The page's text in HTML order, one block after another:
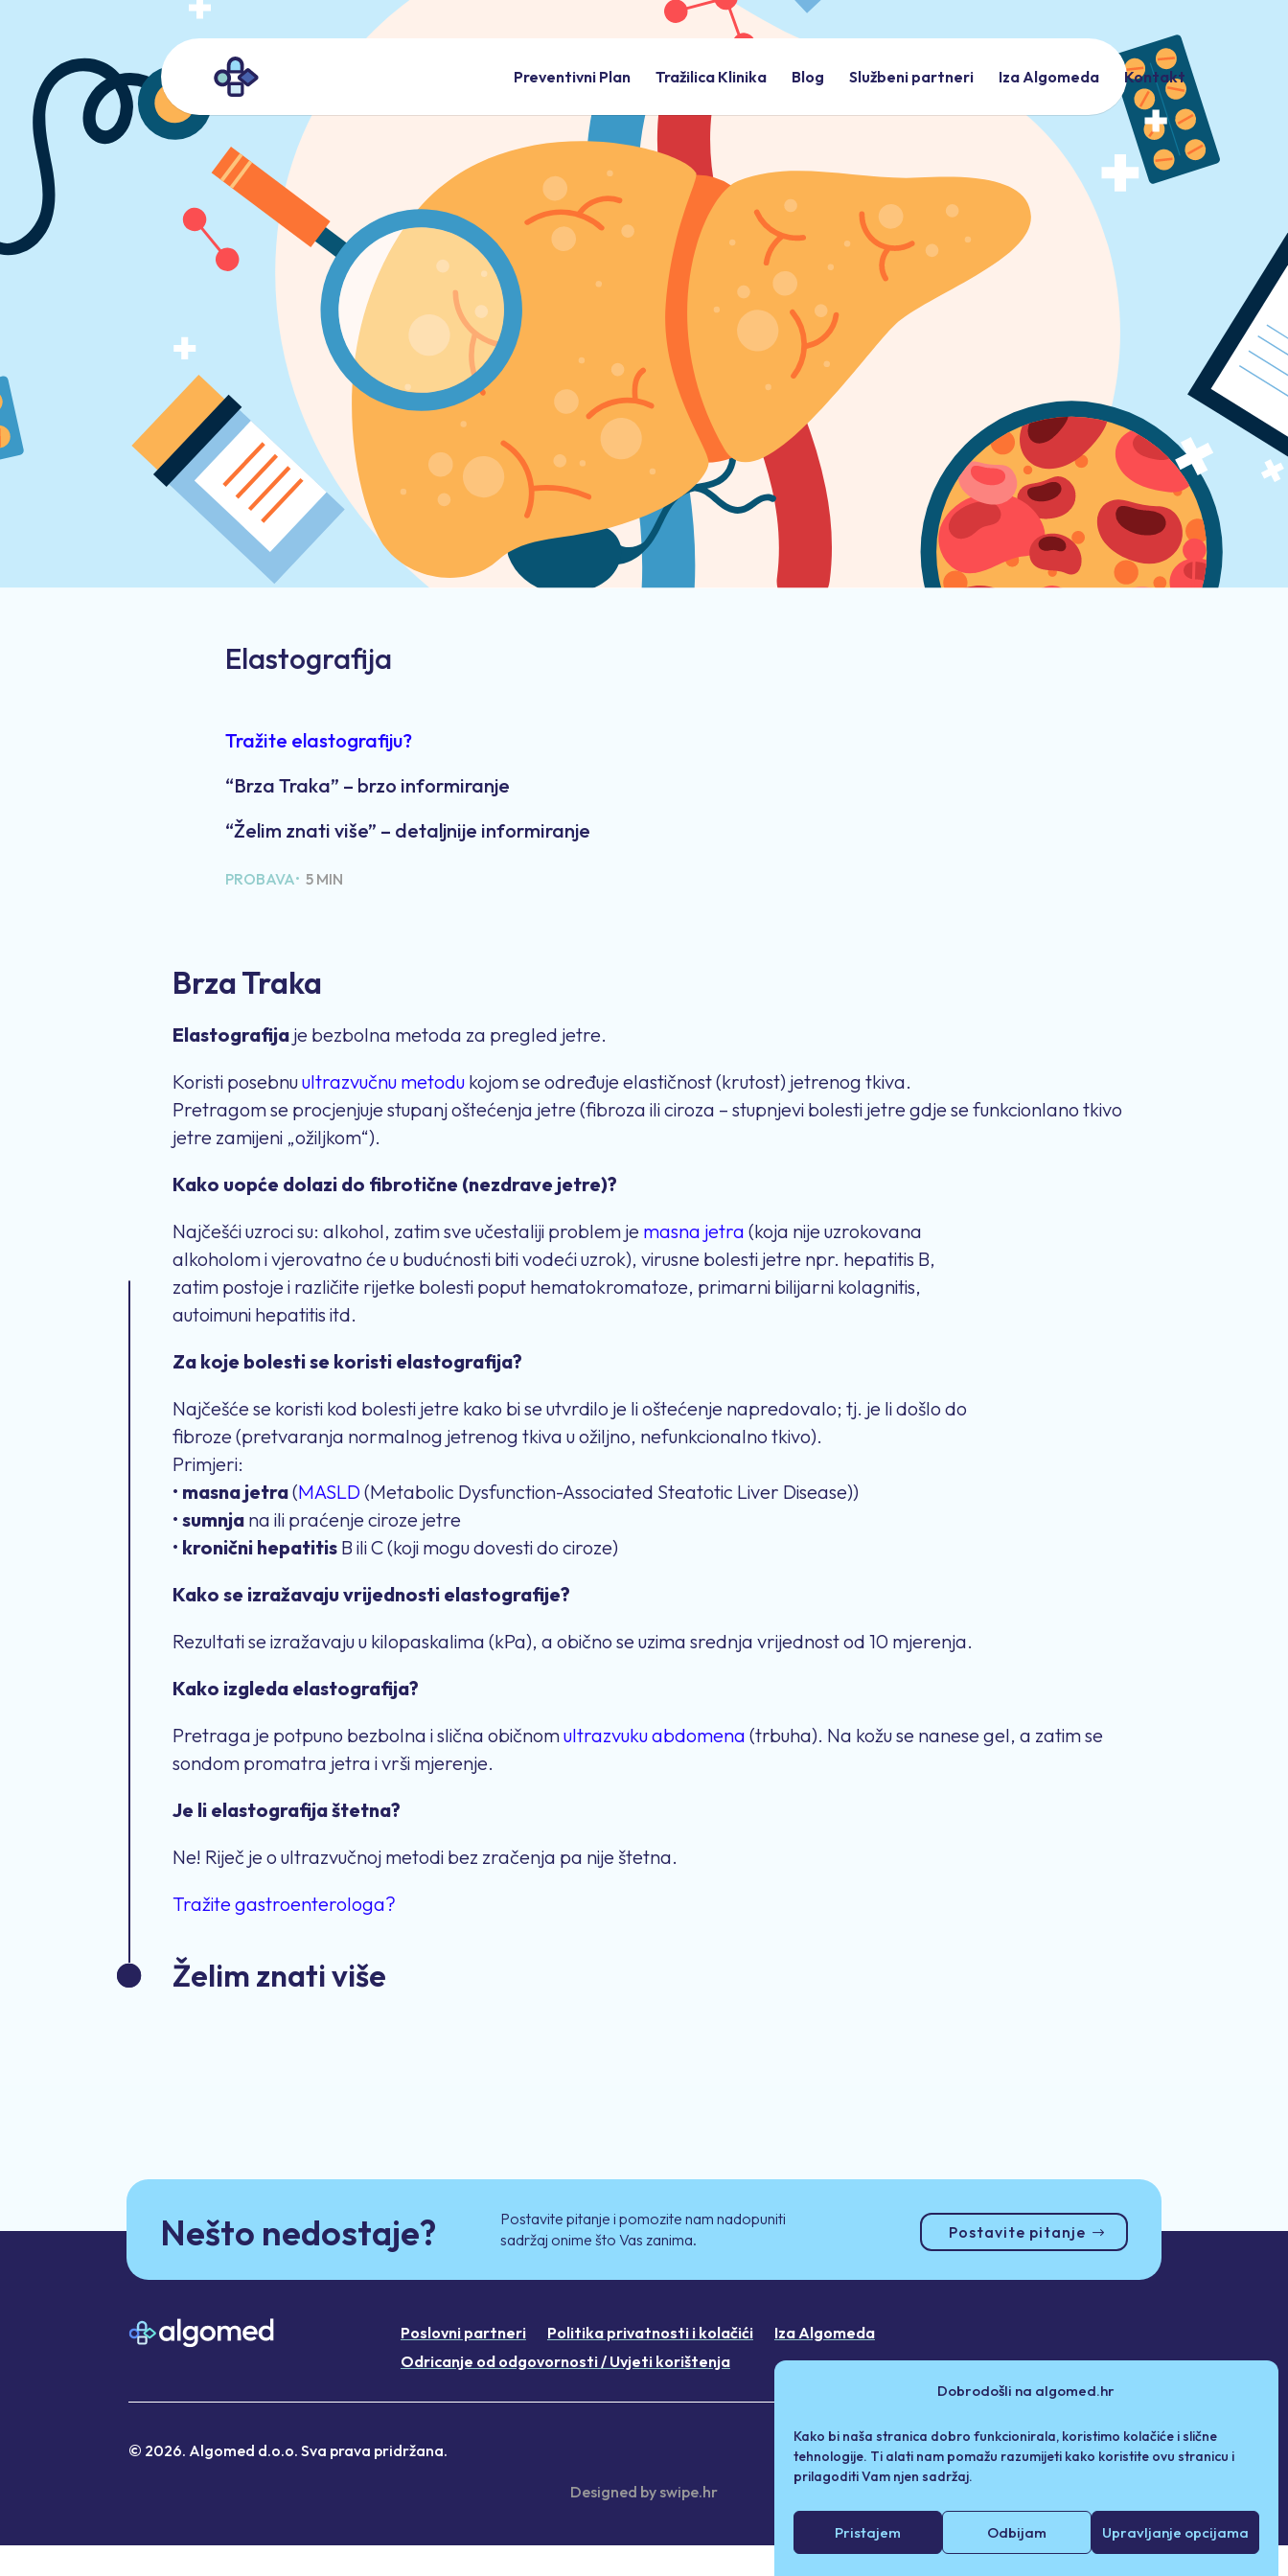
Dobrodošli na algomed.hr
Kako bi naša stranica dobro funkcionirala, koristimo kolačiće i slične
tehnologije. Ti alati nam pomažu razumijeti kako koristite ovu stranicu i
prilagoditi Vam njen sadržaj.
Pristajem Odbijam Upravljanje opcijama
Preventivni Plan Tražilica Klinika Blog Službeni partneri Iza Algomeda Kontakt
Elastografija
Tražite elastografiju?
“Brza Traka” – brzo informiranje
“Želim znati više” – detaljnije informiranje
PROBAVA• 5 MIN
Brza Traka
Elastografija je bezbolna metoda za pregled jetre.
Koristi posebnuultrazvučnu metodu kojom se određuje elastičnost (krutost) jetrenog tkiva.
Pretragom se procjenjuje stupanj oštećenja jetre (fibroza ili ciroza – stupnjevi bolesti jetre gdje se funkcionlano tkivo
jetre zamijeni „ožiljkom“).
Kako uopće dolazi do fibrotične (nezdrave jetre)?
Najčešći uzroci su: alkohol, zatim sve učestaliji problem je masna jetra (koja nije uzrokovana
alkoholom i vjerovatno će u budućnosti biti vodeći uzrok), virusne bolesti jetre npr. hepatitis B,
zatim postoje i različite rijetke bolesti poput hematokromatoze, primarni bilijarni kolagnitis,
autoimuni hepatitis itd.
Za koje bolesti se koristi elastografija?
Najčešće se koristi kod bolesti jetre kako bi se utvrdilo je li oštećenje napredovalo; tj. je li došlo do
fibroze (pretvaranja normalnog jetrenog tkiva u ožiljno, nefunkcionalno tkivo).
Primjeri:
• masna jetra(MASLD (Metabolic Dysfunction-Associated Steatotic Liver Disease))
•sumnja na ili praćenje ciroze jetre
• kronični hepatitis B ili C (koji mogu dovesti do ciroze)
Kako se izražavaju vrijednosti elastografije?
Rezultati se izražavaju u kilopaskalima (kPa), a obično se uzima srednja vrijednost od 10 mjerenja.
Kako izgleda elastografija?
Pretraga je potpuno bezbolna i slična običnomultrazvuku abdomena (trbuha). Na kožu se nanese gel, a zatim se
sondom promatra jetra i vrši mjerenje.
Je li elastografija štetna?
Ne! Riječ je o ultrazvučnoj metodi bez zračenja pa nije štetna.
Tražite gastroenterologa?
Želim znati više
Nešto nedostaje?
Postavite pitanje i pomozite nam nadopuniti
sadržaj onime što Vas zanima.
Postavite pitanje
Poslovni partneri Politika privatnosti i kolačići
Iza Algomeda
Odricanje od odgovornosti / Uvjeti korištenja
© 2026. Algomed d.o.o. Sva prava pridržana.
Designed by swipe.hr